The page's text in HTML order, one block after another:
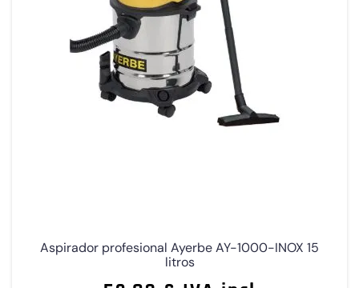
Aspirador profesional Ayerbe AY-1000-INOX 15
litros